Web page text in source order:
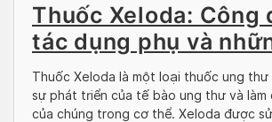
Thuốc Xeloda: Công
tác dụng phụ và
hỏi thường gặp
Thuốc Xeloda là một loại thuốc ung
sự phát triển của tế bào ung thư và làm
của chúng trong cơ thể. Xeloda được